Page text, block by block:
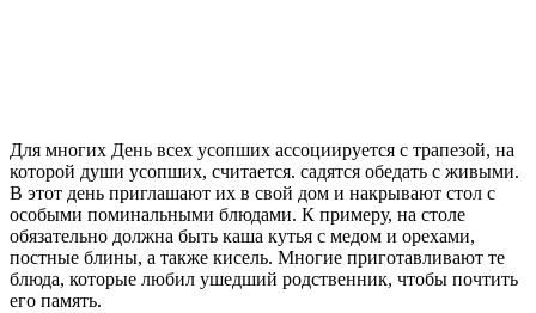
Для многих День всех усопших ассоциируется с трапезой, на
которой души усопших, считается. садятся обедать с живыми.
В этот день приглашают их в свой дом и накрывают стол с
особыми поминальными блюдами. К примеру, на столе
обязательно должна быть каша кутья с медом и орехами,
постные блины, а также кисель. Многие приготавливают те
блюда, которые любил ушедший родственник, чтобы почтить
его память.